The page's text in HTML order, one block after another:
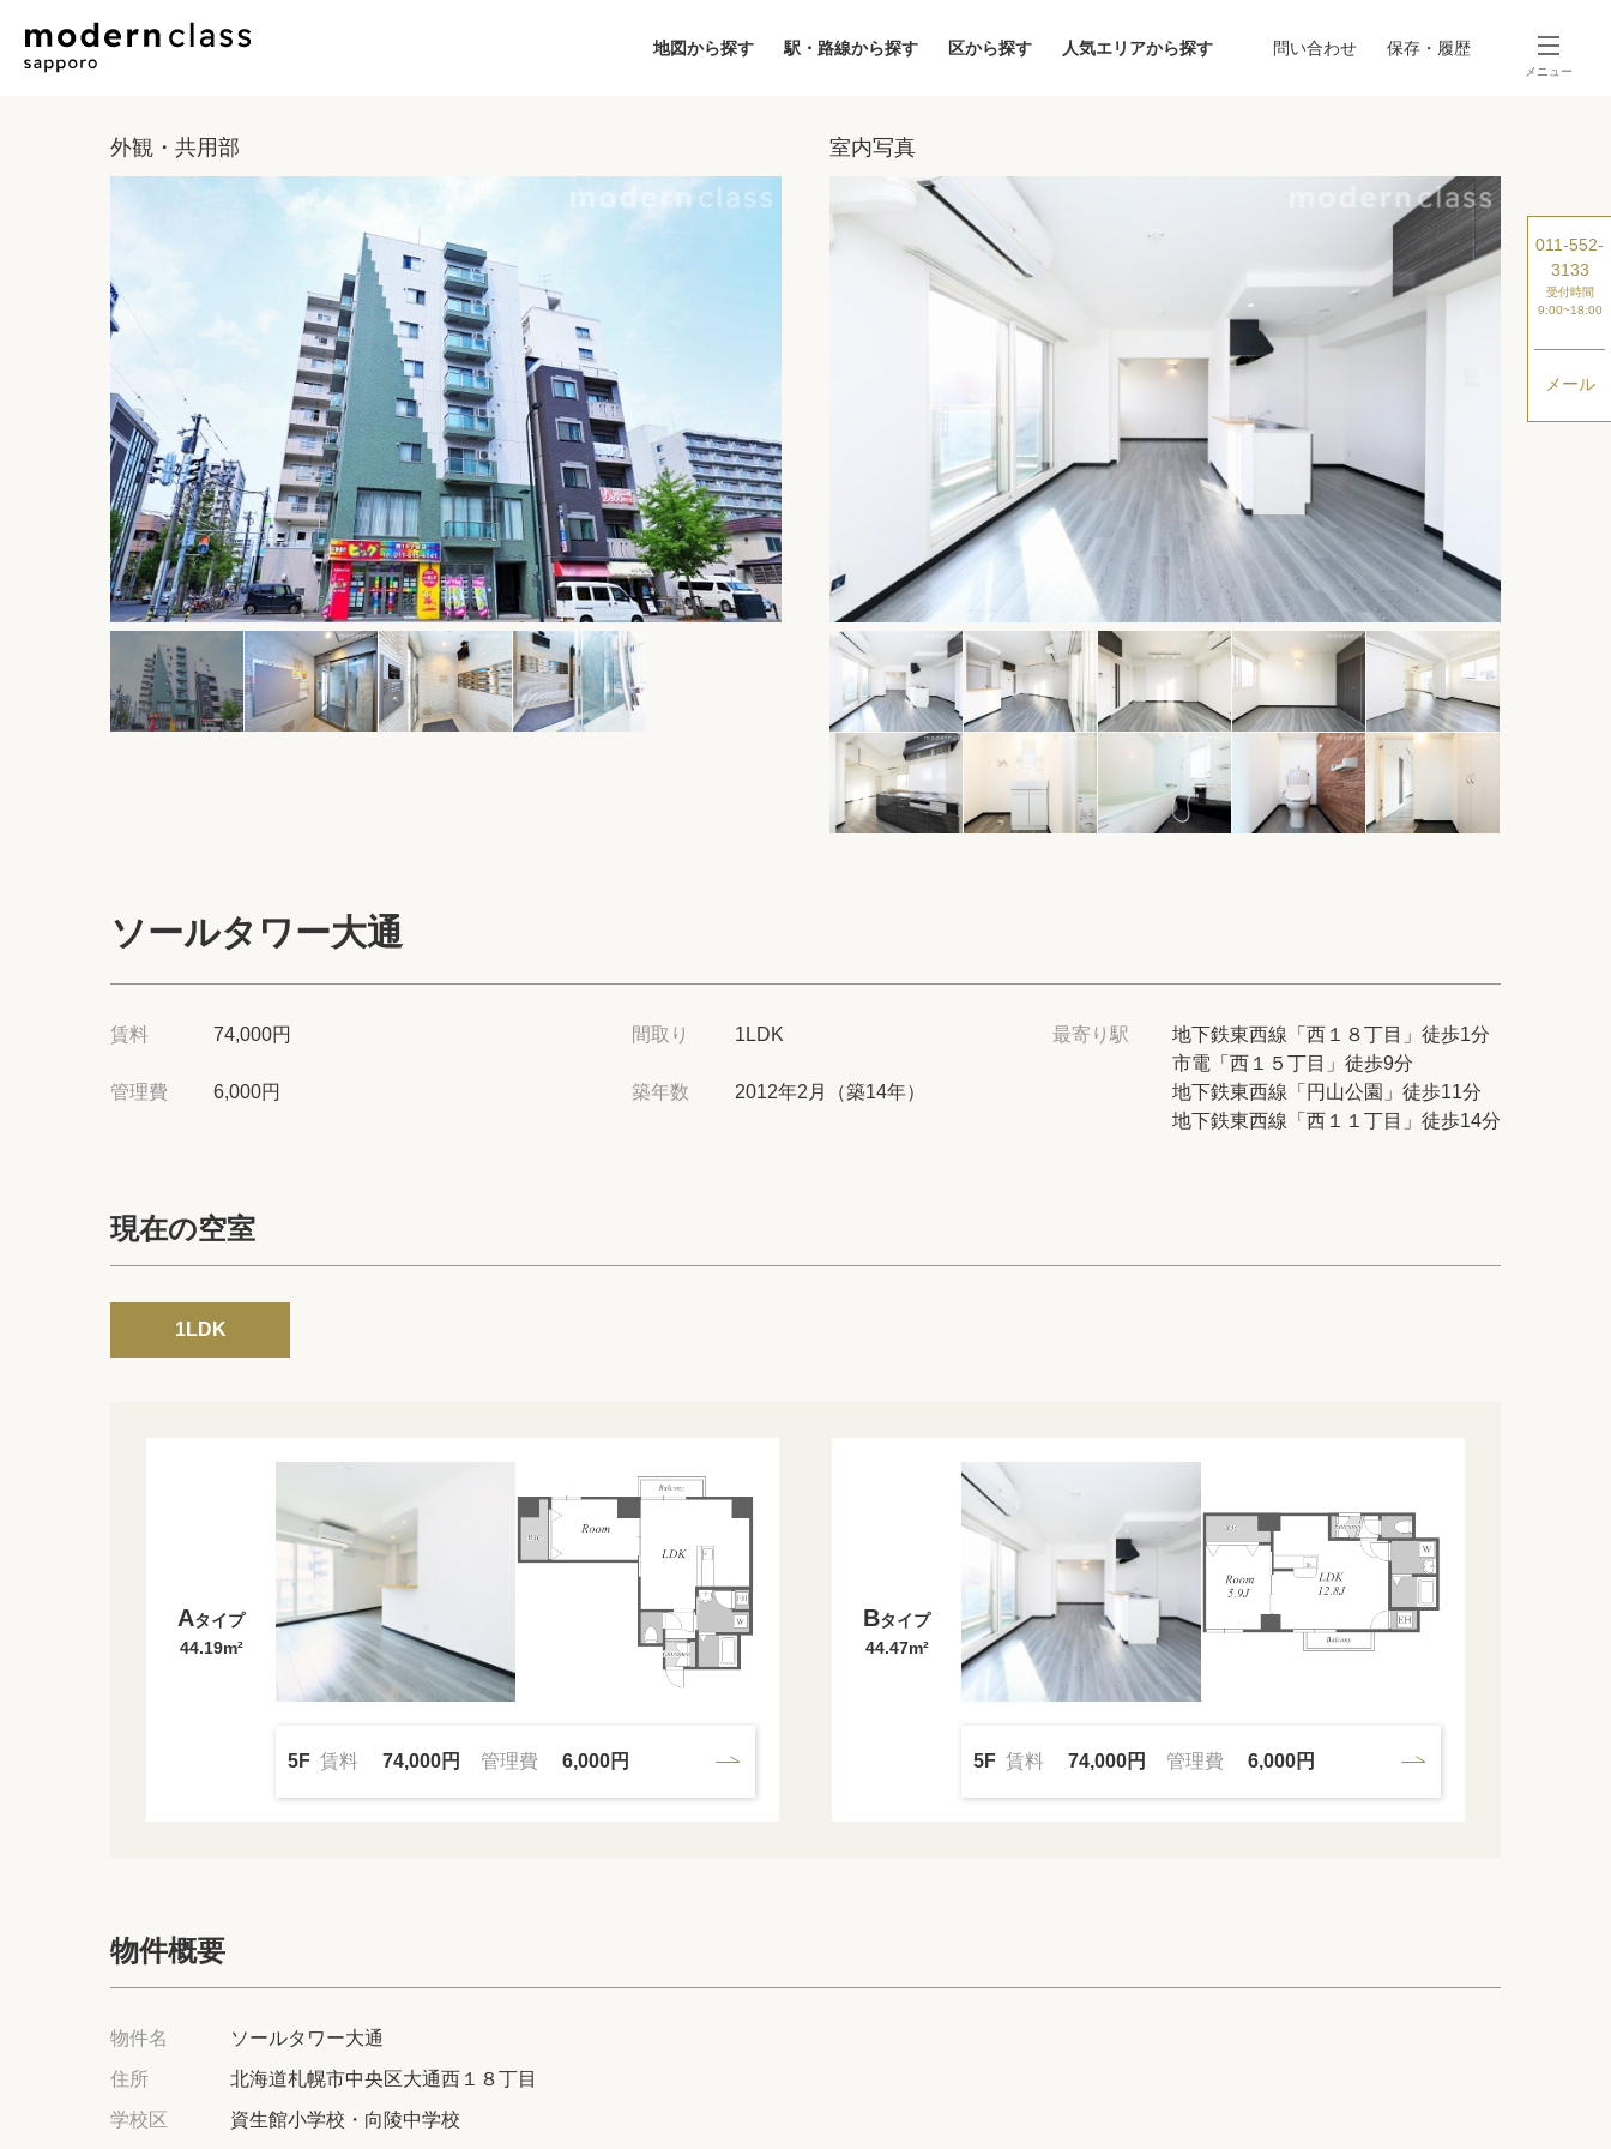
地図から探す 駅・路線から探す 区から探す 人気エリアから探す 問い合わせ 保存・履歴
メニュー
駅・路線から探す
人気エリアから探す
アクセスランキング
保存した物件
閲覧履歴
保存した検索条件
店舗紹介
希望条件を伝えてプロに探してもらう
高級賃貸物件コラム modern classについて
会社概要
クッキーポリシー
外観・共用部 室内写真
ソールタワー大通
賃料 74,000円 間取り 1LDK
管理費 6,000円 築年数 2012年2月（築14年）
最寄り駅
地下鉄東西線「西１８丁目」徒歩1分
市電「西１５丁目」徒歩9分
地下鉄東西線「円山公園」徒歩11分
地下鉄東西線「西１１丁目」徒歩14分
現在の空室
1LDK
Aタイプ
44.19m²
5F 賃料 74,000円 管理費 6,000円
Bタイプ
44.47m²
5F 賃料 74,000円 管理費 6,000円
物件概要
物件名
ソールタワー大通
住所
北海道札幌市中央区大通西１８丁目
学校区
資生館小学校・向陵中学校
011-552-
3133
受付時間
9:00~18:00
メール